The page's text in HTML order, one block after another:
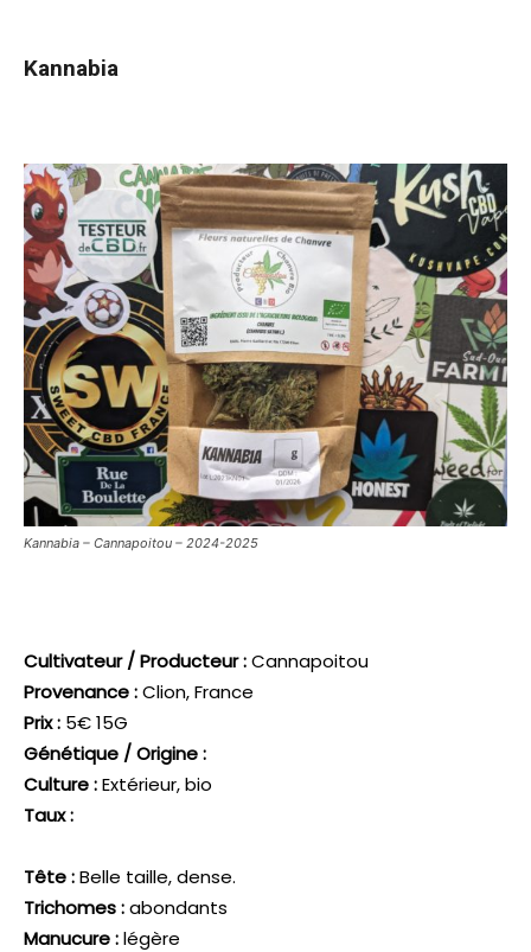
Kannabia
Kannabia – Cannapoitou – 2024-2025
Cultivateur / Producteur :Cannapoitou
Provenance :Clion, France
Prix : 5€ 15G
Génétique / Origine :
Culture :Extérieur, bio
Taux :
Tête :Belle taille, dense.
Trichomes :abondants
Manucure :légère